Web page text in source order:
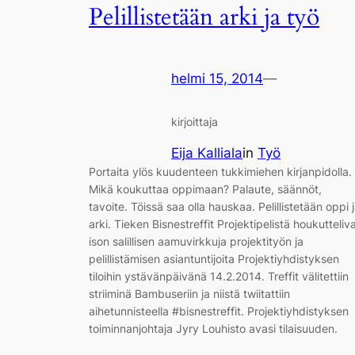
Pelillistetään arki ja työ
helmi 15, 2014—
kirjoittaja
Eija Kallialain Työ
Portaita ylös kuudenteen tukkimiehen kirjanpidolla.
Mikä koukuttaa oppimaan? Palaute, säännöt,
tavoite. Töissä saa olla hauskaa. Pelillistetään oppi
arki. Tieken Bisnestreffit Projektipelistä
ison salillisen aamuvirkkuja projektityön ja
pelillistämisen asiantuntijoita Projektiyhdistyksen
tiloihin ystävänpäivänä 14.2.2014. Treffit välitettiin
striiminä Bambuseriin ja niistä twiitattiin
aihetunnisteella #bisnestreffit. Projektiyhdistyksen
toiminnanjohtaja Jyry Louhisto avasi tilaisuuden.